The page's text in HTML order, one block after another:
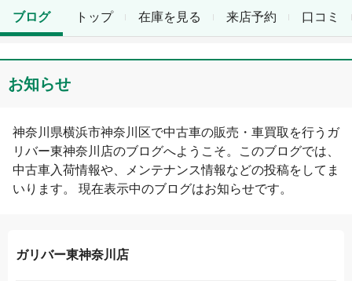
トップ 在庫を見る 来店予約 口コミ
ブログ
お知らせ
神奈川県横浜市神奈川区で中古車の販売・車買取を行う ガ
リバー東神奈川店のブログへようこそ。このブログでは、
中古車入荷情報や、メンテナンス情報などの投稿をしてま
いります。 現在表示中のブログはお知らせです。
ガリバー東神奈川店